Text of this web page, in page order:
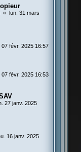
« lun. 31 mars
07 févr. 2025 16:57
07 févr. 2025 16:53
27 janv. 2025
16 janv. 2025